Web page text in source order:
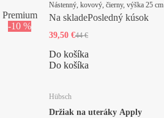
Premium
-10 %
Nástenný, kovový, čierny, výška 25 cm
Na skladePosledný kúsok
39,50 €44 €
Do košíka
Do košíka
Hübsch
Držiak na uteráky Apply